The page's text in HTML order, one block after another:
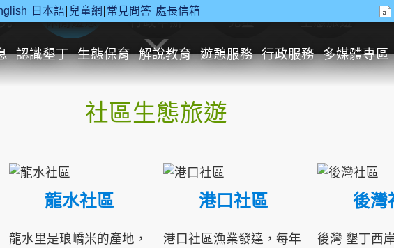
日本語 兒童網 常見問答 處長信箱
認識墾丁 生態保育 解說教育 遊憩服務 行政服務 多媒體專區
休閒遊憩 行政申辦 兒童 生態旅遊
社區生態旅遊
龍水社區
龍水里是琅嶠米的產地，
港口社區
港口社區漁業發達，每年
後灣
後灣 墾丁西